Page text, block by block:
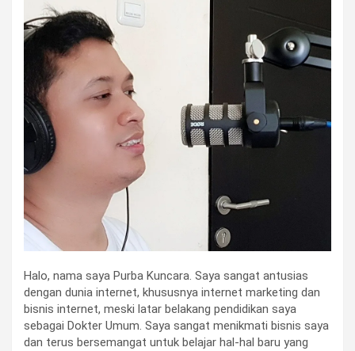
Halo, nama saya Purba Kuncara. Saya sangat antusias
dengan dunia internet, khususnya internet marketing dan
bisnis internet, meski latar belakang pendidikan saya
sebagai Dokter Umum. Saya sangat menikmati bisnis saya
dan terus bersemangat untuk belajar hal-hal baru yang